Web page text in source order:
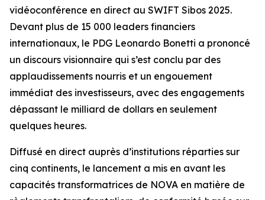
vidéoconférence en direct au SWIFT Sibos 2025.
Devant plus de 15 000 leaders financiers
internationaux, le PDG Leonardo Bonetti a prononcé
un discours visionnaire qui s’est conclu par des
applaudissements nourris et un engouement
immédiat des investisseurs, avec des engagements
dépassant le milliard de dollars en seulement
quelques heures.
Diffusé en direct auprès d’institutions réparties sur
cinq continents, le lancement a mis en avant les
capacités transformatrices de NOVA en matière de